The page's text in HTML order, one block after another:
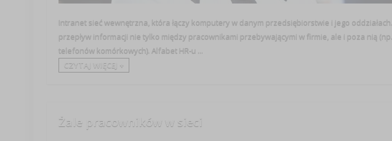
Intranet sieć wewnętrzna, która łączy komputery w danym przedsiębiorstwie i jego
przepływ informacji nie tylko między pracownikami przebywającymi w firmie, ale i poza nią
telefonów komórkowych). Alfabet HR-u ...
CZYTAJ WIĘCEJ +
Żale pracowników w sieci